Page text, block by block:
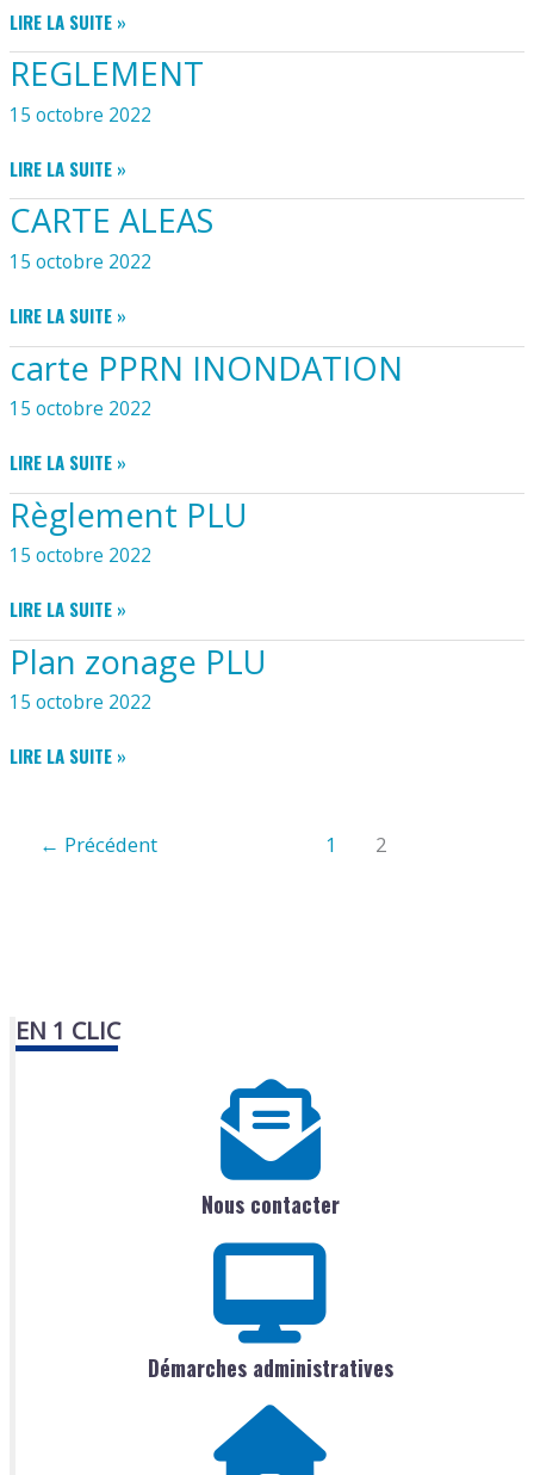
CARTE
CHEMINS
RURAUX
LIRE LA SUITE »
REGLEMENT
15 octobre 2022
REGLEMENT
LIRE LA SUITE »
CARTE ALEAS
15 octobre 2022
CARTE
ALEAS
LIRE LA SUITE »
carte PPRN INONDATION
15 octobre 2022
CARTE
PPRN
INONDATION
LIRE LA SUITE »
Règlement PLU
15 octobre 2022
RÈGLEMENT
PLU
LIRE LA SUITE »
Plan zonage PLU
15 octobre 2022
PLAN
LIRE LA SUITE »
← Précédent 1 2
EN 1 CLIC
Nous contacter
Démarches administratives